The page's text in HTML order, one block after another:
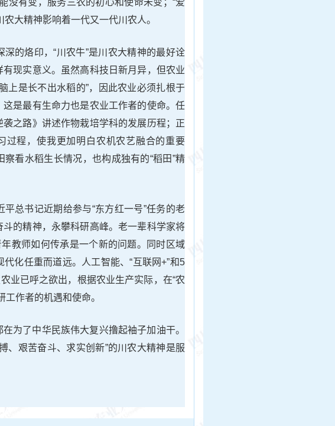
没有变，服务三农的初心和使命未变；“爱
大精神影响着一代又一代川农人。
的烙印，“川农牛”是川农大精神的最好诠
现实意义。虽然高科技日新月异，但农业
上是长不出水稻的”，因此农业必须扎根于
是最有生命力也是农业工作者的使命。任
之路》讲述作物栽培学科的发展历程；正
过程，使我更加明白农机农艺融合的重要
看水稻生长情况，也构成独有的“稻田”精
总书记近期给参与“东方红一号”任务的老
的精神，永攀科研高峰。老一辈科学家将
教师如何传承是一个新的问题。同时区域
化任重而道远。人工智能、“互联网+”和5
业已呼之欲出，根据农业生产实际，在“农
作者的机遇和使命。
为了中华民族伟大复兴撸起袖子加油干。
、艰苦奋斗、求实创新”的川农大精神是服